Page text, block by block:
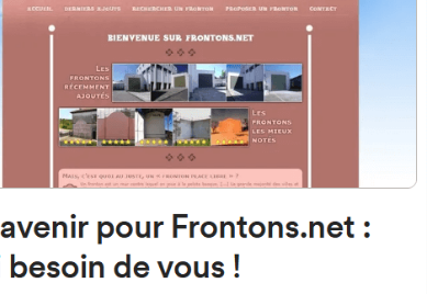
FRONTONS.NET
BUSCAR UN FRONTÓN AÑADIR
20008 Gipuzkoa Espagne
Bidea de Etume 25X España
#2968